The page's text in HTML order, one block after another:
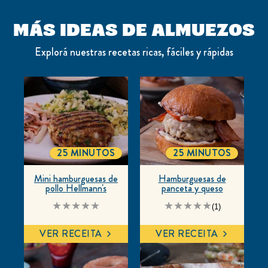
MÁS IDEAS DE ALMUEZOS
Explorá nuestras recetas ricas, fáciles y rápidas
No
se
enviado
calificaciones
este
recipe
Mini hamburguesas de
pollo Hellmann's
TOTALTIME
25 MINUTOS
VER RECEITA
La
calificación
de
este
panceta
y
(1)
Hamburguesas de
panceta y queso
TOTALTIME
25 MINUTOS
VER RECEITA